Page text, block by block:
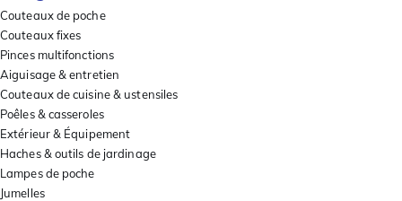
Couteaux de poche
Couteaux fixes
Pinces multifonctions
Aiguisage & entretien
Couteaux de cuisine & ustensiles
Poêles & casseroles
Extérieur & Équipement
Haches & outils de jardinage
Lampes de poche
Jumelles